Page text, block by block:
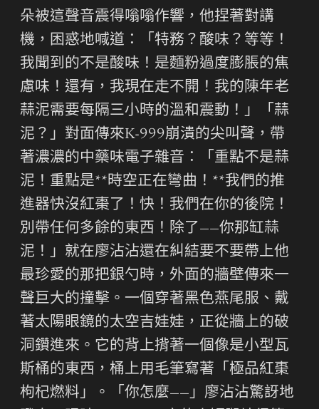
朵被這聲音震得嗡嗡作響，他捏著對講
機，困惑地喊道：「特務？酸味？等等！
我聞到的不是酸味！是麵粉過度膨脹的焦
慮味！還有，我現在走不開！我的陳年老
蒜泥需要每隔三小時的溫和震動！」「蒜
泥？」對面傳來K-999崩潰的尖叫聲，帶
著濃濃的中藥味電子雜音：「重點不是蒜
泥！重點是**時空正在彎曲！**我們的推
進器快沒紅棗了！快！我們在你的後院！
別帶任何多餘的東西！除了——你那缸蒜
泥！」就在廖沾沾還在糾結要不要帶上他
最珍愛的那把銀勺時，外面的牆壁傳來一
聲巨大的撞擊。一個穿著黑色燕尾服、戴
著太陽眼鏡的太空吉娃娃，正從牆上的破
洞鑽進來。它的背上揹著一個像是小型瓦
斯桶的東西，桶上用毛筆寫著「極品紅棗
枸杞燃料」。「你怎麼——」廖沾沾驚訝地